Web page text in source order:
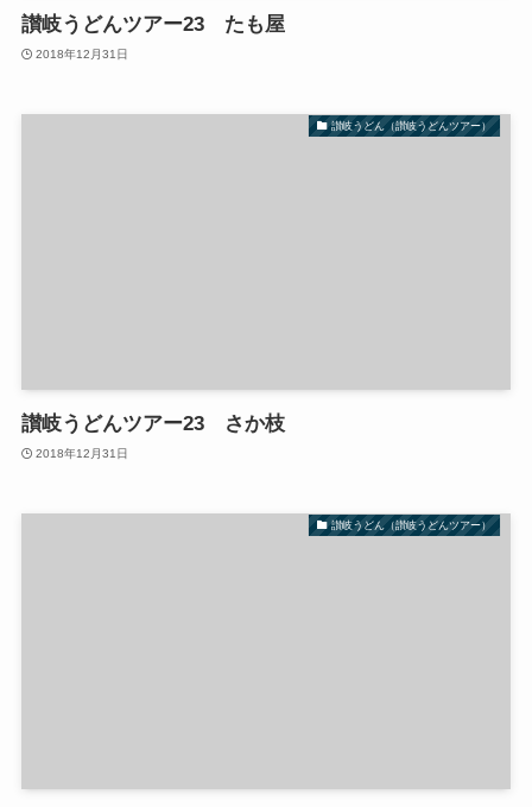
讃岐うどんツアー23 たも屋
2018年12月31日
讃岐うどん（讃岐うどんツアー）
讃岐うどんツアー23 さか枝
2018年12月31日
讃岐うどん（讃岐うどんツアー）